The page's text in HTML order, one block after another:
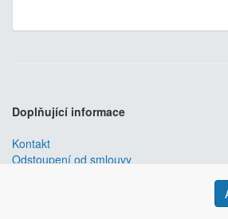
Doplňující informace
Kontakt
Odstoupení od smlouvy
je nejlepším řešením e-